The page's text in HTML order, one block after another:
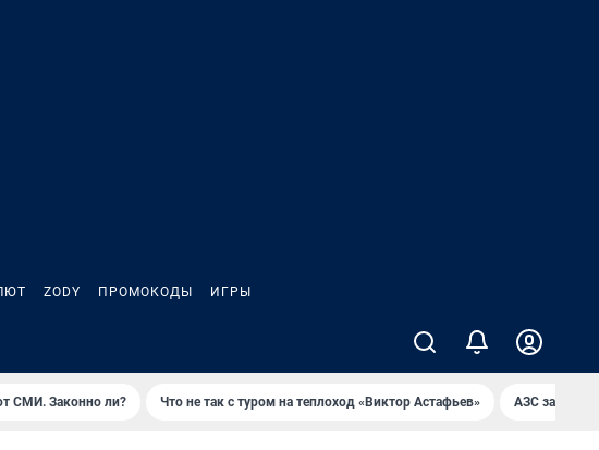
ZODY ПРОМОКОДЫ ИГРЫ
СМИ. Законно ли? Что не так с туром на теплоход «Виктор Астафьев» AЗС